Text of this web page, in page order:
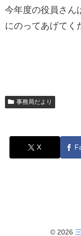
今年度の役員さん
にのってあげてく
事務局だより
X
© 2026